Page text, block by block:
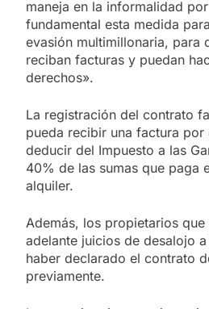
maneja en la informalidad
fundamental esta medida
evasión multimillonaria, para
reciban facturas y puedan
derechos».
La registración del contrato
pueda recibir una factura
deducir del Impuesto a las
40% de las sumas que paga
alquiler.
Además, los propietarios
adelante juicios de desalojo
haber declarado el contrato
previamente.